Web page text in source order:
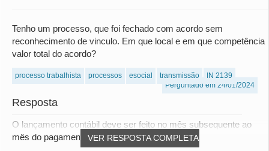
Tenho um processo, que foi fechado com acordo sem
reconhecimento de vinculo. Em que local e em que competência
valor total do acordo?
processo trabalhista processos esocial transmissão
IN 2139
Perguntado em 24/01/2024
Resposta
VER RESPOSTA COMPLETA
O lançamento contábil deve ser feito no mês subsequente ao
mês do pagamento do acordo